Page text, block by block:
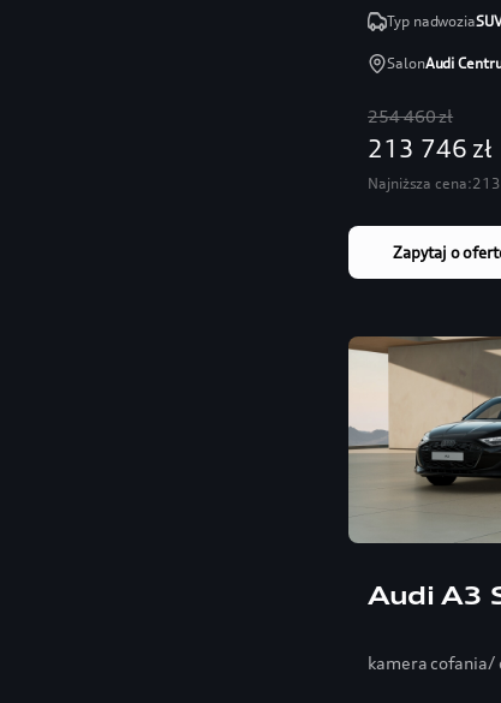
Typ nadwozia
SalonAudi
254 460 zł
213 746 zł
Najniższa cena:
Zapytaj o
Audi A3
kamera